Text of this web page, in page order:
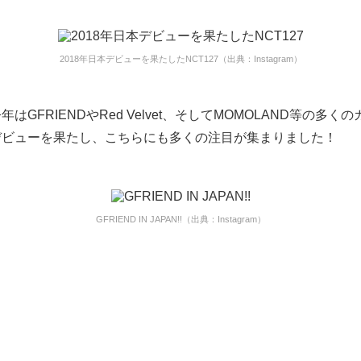
2018年日本デビューを果たしたNCT127（出典：Instagram）
はGFRIENDやRed Velvet、そしてMOMOLAND等の多くの
ューを果たし、こちらにも多くの注目が集まりました！
GFRIEND IN JAPAN!!（出典：Instagram）